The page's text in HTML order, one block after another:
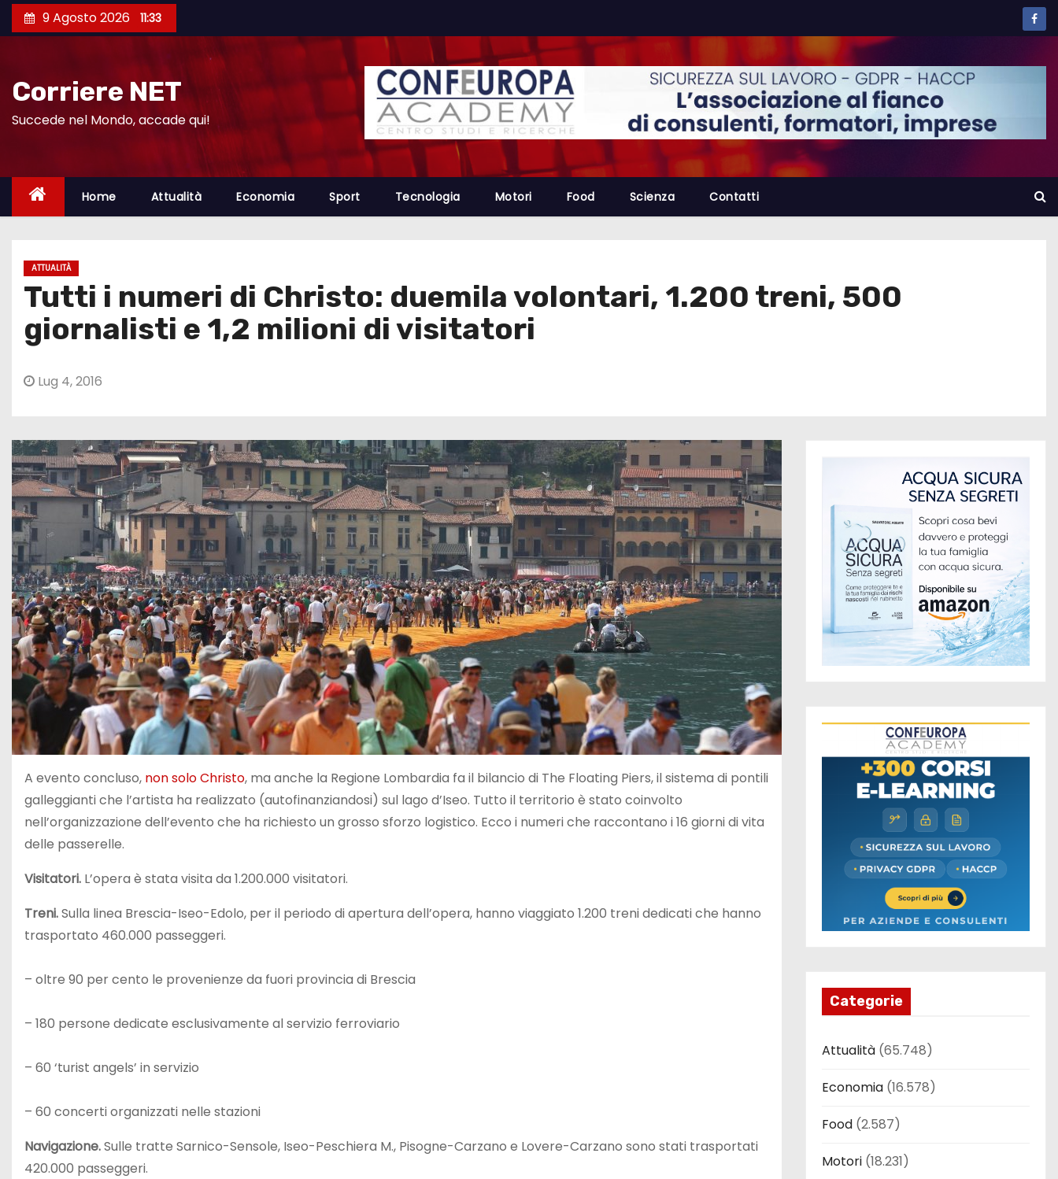
a
9 Agosto 2026 11:33
Corriere NET
Succede nel Mondo, accade qui!
Home Attualità Economia Sport Tecnologia Motori Food Scienza Contatti
ATTUALITÀ
Tutti i numeri di Christo: duemila volontari, 1.200 treni, 500
giornalisti e 1,2 milioni di visitatori
Lug 4, 2016
A evento concluso, non solo Christo, ma anche la Regione Lombardia fa il bilancio di The Floating Piers, il sistema di pontili
galleggianti che l’artista ha realizzato (autofinanziandosi) sul lago d’Iseo. Tutto il territorio è stato coinvolto
nell’organizzazione dell’evento che ha richiesto un grosso sforzo logistico. Ecco i numeri che raccontano i 16 giorni di vita
delle passerelle.
Visitatori. L’opera è stata visita da 1.200.000 visitatori.
Treni.Sulla linea Brescia-Iseo-Edolo, per il periodo di apertura dell’opera, hanno viaggiato 1.200 treni dedicati che hanno
trasportato 460.000 passeggeri.
– oltre 90 per cento le provenienze da fuori provincia di Brescia
– 180 persone dedicate esclusivamente al servizio ferroviario
– 60 ‘turist angels’ in servizio
– 60 concerti organizzati nelle stazioni
Navigazione.Sulle tratte Sarnico-Sensole, Iseo-Peschiera M., Pisogne-Carzano e Lovere-Carzano sono stati trasportati
420.000 passeggeri.
Categorie
Attualità (65.748)
Economia (16.578)
Food (2.587)
Motori (18.231)